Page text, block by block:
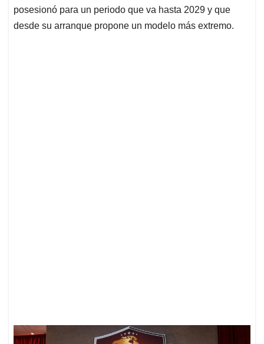
posesionó para un periodo que va hasta 2029 y que
desde su arranque propone un modelo más extremo.